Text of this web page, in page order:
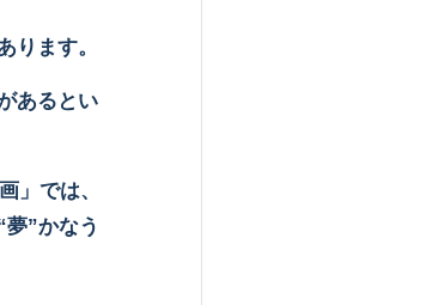
ます。
あるとい
」では、
”かなう